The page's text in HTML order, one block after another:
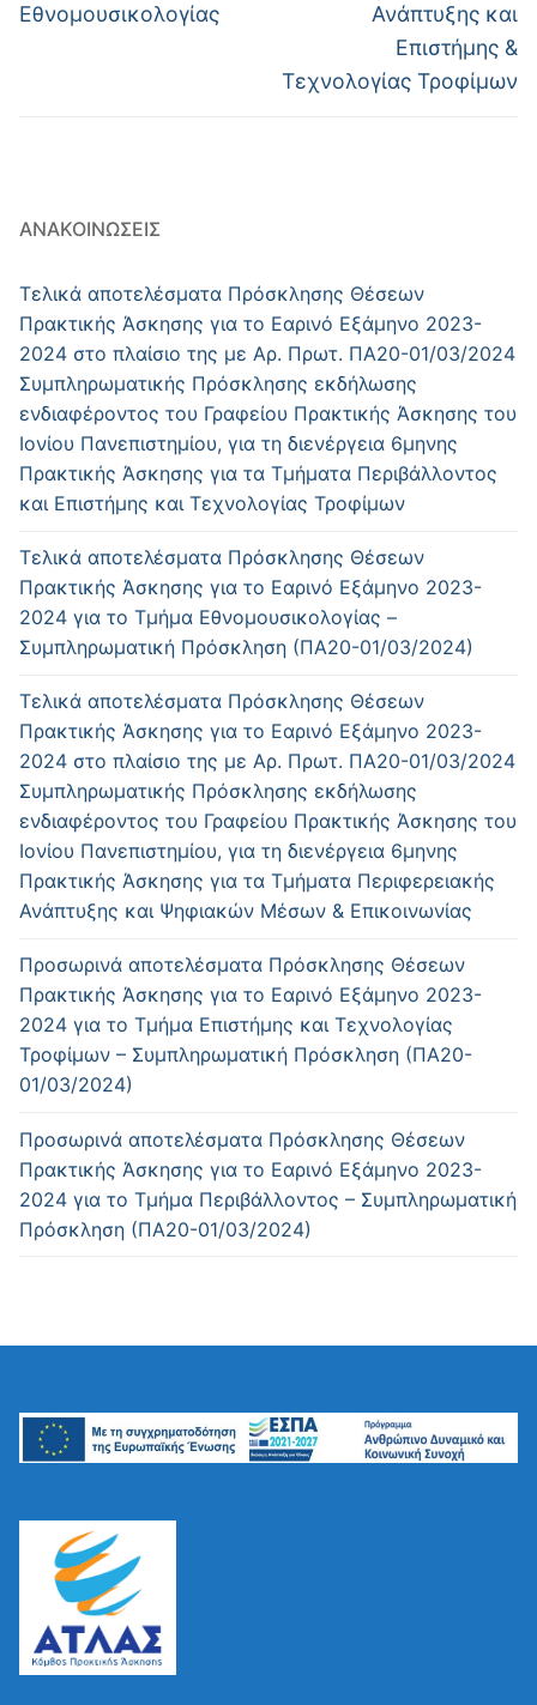
Εθνομουσικολογίας
Ανάπτυξης και
Επιστήμης &
Τεχνολογίας Τροφίμων
ΑΝΑΚΟΙΝΏΣΕΙΣ
Τελικά αποτελέσματα Πρόσκλησης Θέσεων
Πρακτικής Άσκησης για το Εαρινό Εξάμηνο 2023-
2024 στο πλαίσιο της με Αρ. Πρωτ. ΠΑ20-01/03/2024
Συμπληρωματικής Πρόσκλησης εκδήλωσης
ενδιαφέροντος του Γραφείου Πρακτικής Άσκησης του
Ιονίου Πανεπιστημίου, για τη διενέργεια 6μηνης
Πρακτικής Άσκησης για τα Τμήματα Περιβάλλοντος
και Επιστήμης και Τεχνολογίας Τροφίμων
Τελικά αποτελέσματα Πρόσκλησης Θέσεων
Πρακτικής Άσκησης για το Εαρινό Εξάμηνο 2023-
2024 για το Τμήμα Εθνομουσικολογίας –
Συμπληρωματική Πρόσκληση (ΠΑ20-01/03/2024)
Τελικά αποτελέσματα Πρόσκλησης Θέσεων
Πρακτικής Άσκησης για το Εαρινό Εξάμηνο 2023-
2024 στο πλαίσιο της με Αρ. Πρωτ. ΠΑ20-01/03/2024
Συμπληρωματικής Πρόσκλησης εκδήλωσης
ενδιαφέροντος του Γραφείου Πρακτικής Άσκησης του
Ιονίου Πανεπιστημίου, για τη διενέργεια 6μηνης
Πρακτικής Άσκησης για τα Τμήματα Περιφερειακής
Ανάπτυξης και Ψηφιακών Μέσων & Επικοινωνίας
Προσωρινά αποτελέσματα Πρόσκλησης Θέσεων
Πρακτικής Άσκησης για το Εαρινό Εξάμηνο 2023-
2024 για το Τμήμα Επιστήμης και Τεχνολογίας
Τροφίμων – Συμπληρωματική Πρόσκληση (ΠΑ20-
01/03/2024)
Προσωρινά αποτελέσματα Πρόσκλησης Θέσεων
Πρακτικής Άσκησης για το Εαρινό Εξάμηνο 2023-
2024 για το Τμήμα Περιβάλλοντος – Συμπληρωματική
Πρόσκληση (ΠΑ20-01/03/2024)